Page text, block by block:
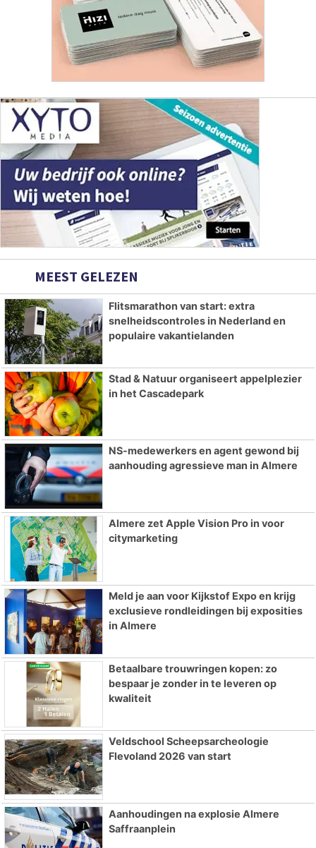
MEEST GELEZEN
Flitsmarathon van start: extra
snelheidscontroles in Nederland en
populaire vakantielanden
Stad & Natuur organiseert appelplezier
in het Cascadepark
NS-medewerkers en agent gewond bij
aanhouding agressieve man in Almere
Almere zet Apple Vision Pro in voor
citymarketing
Meld je aan voor Kijkstof Expo en krijg
exclusieve rondleidingen bij exposities
in Almere
Betaalbare trouwringen kopen: zo
bespaar je zonder in te leveren op
kwaliteit
Veldschool Scheepsarcheologie
Flevoland 2026 van start
Aanhoudingen na explosie Almere
Saffraanplein